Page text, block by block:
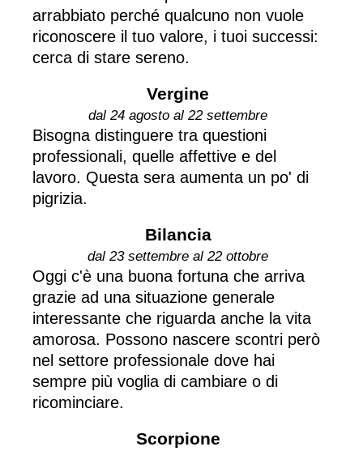
arrabbiato perché qualcuno non vuole
riconoscere il tuo valore, i tuoi successi:
cerca di stare sereno.
Vergine
dal 24 agosto al 22 settembre
Bisogna distinguere tra questioni
professionali, quelle affettive e del
lavoro. Questa sera aumenta un po' di
pigrizia.
Bilancia
dal 23 settembre al 22 ottobre
Oggi c'è una buona fortuna che arriva
grazie ad una situazione generale
interessante che riguarda anche la vita
amorosa. Possono nascere scontri però
nel settore professionale dove hai
sempre più voglia di cambiare o di
ricominciare.
Scorpione